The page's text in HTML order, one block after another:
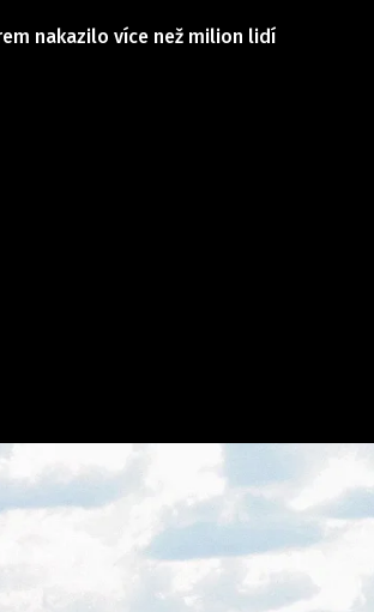
nakazilo více než milion lidí